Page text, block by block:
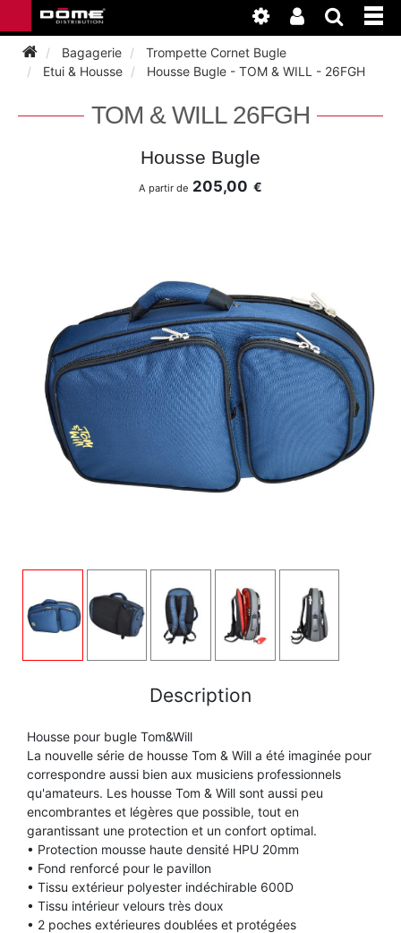
INSTRUMENTS
FLÛTE TRAVERSIÈRE
SAXHORN EUPHONIUM
SAXOPHONE
TROMBONE
BAGAGERIE
BEC SAXOPHONE
CLARINETTE
FANFARE ET MARCHING
ORCHESTRE
SAXHORN EUPHONIUM
SAXOPHONE
TROMBONE
TROMPETTE CORNET BUGLE
TUBA
ACCESSOIRES
ANCHE SAXOPHONE
ANCHE DOUBLE
BASSON
BEC CLARINETTE
CLARINETTE
COR
EMBOUCHURE PETIT CUIVRE
FLÛTE TRAVERSIÈRE
FLÛTE À BEC
HAUTBOIS
CLARINETTE
COR
FLÛTE TRAVERSIÈRE
SAXHORN EUPHONIUM
TROMBONE
TROMPETTE CORNET BUGLE
TUBA
ATELIER
BASSON
CLARINETTE
HAUTBOIS
SAXHORN EUPHONIUM
TROMBONE
TROMPETTE CORNET BUGLE
TUBA
NEWS
Bagagerie
Trompette Cornet Bugle
Etui & Housse
Housse Bugle - TOM & WILL - 26FGH
TOM & WILL 26FGH
Housse Bugle
A partir de 205,00 €
Description
Housse pour bugle Tom&Will
La nouvelle série de housse Tom & Will a été imaginée pour
correspondre aussi bien aux musiciens professionnels
qu'amateurs. Les housse Tom & Will sont aussi peu
encombrantes et légères que possible, tout en
garantissant une protection et un confort optimal.
• Protection mousse haute densité HPU 20mm
• Fond renforcé pour le pavillon
• Tissu extérieur polyester indéchirable 600D
• Tissu intérieur velours très doux
• 2 poches extérieures doublées et protégées